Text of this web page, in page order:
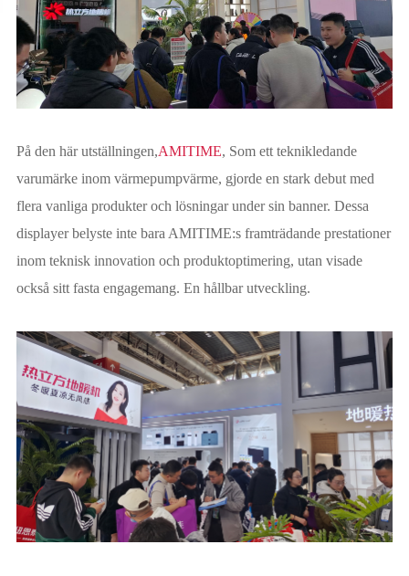
På den här utställningen,AMITIME, Som ett teknikledande
varumärke inom värmepumpvärme, gjorde en stark debut med
flera vanliga produkter och lösningar under sin banner. Dessa
displayer belyste inte bara AMITIME:s framträdande prestationer
inom teknisk innovation och produktoptimering, utan visade
också sitt fasta engagemang. En hållbar utveckling.